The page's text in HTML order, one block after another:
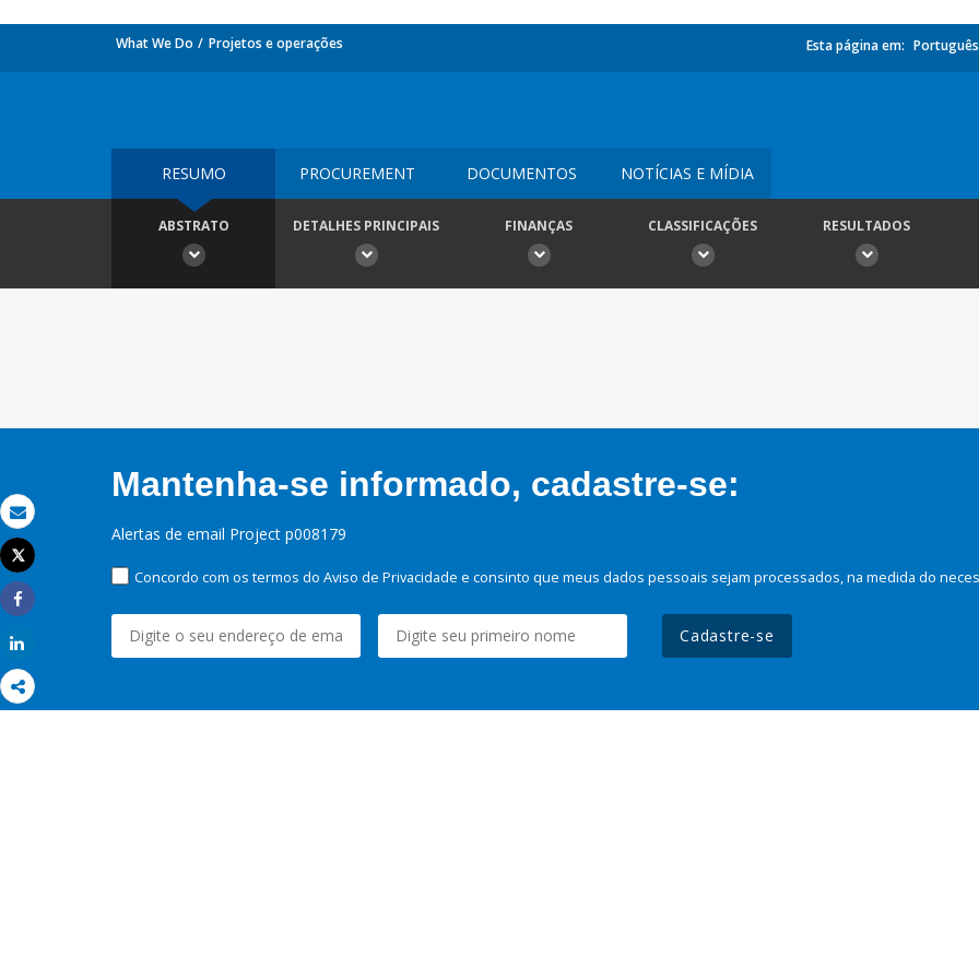
Email
Imprimir
Tweet
Share
What We Do Projetos e operações Esta página em: Português
RESUMO PROCUREMENT DOCUMENTOS NOTÍCIAS E MÍDIA
ABSTRATO DETALHES PRINCIPAIS FINANÇAS CLASSIFICAÇÕES RESULTADOS
Mantenha-se informado, cadastre-se:
Alertas de email Project p008179
Concordo com os termos do Aviso de Privacidade e consinto que meus dados pessoais sejam processados, na medida do
Cadastre-se